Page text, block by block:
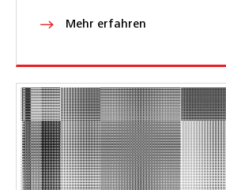
Mehr erfahren